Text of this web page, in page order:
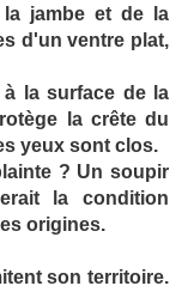
jambe et de la
d'un ventre plat,
la surface de la
la crête du
yeux sont clos.
? Un soupir
la condition
origines.
son territoire.